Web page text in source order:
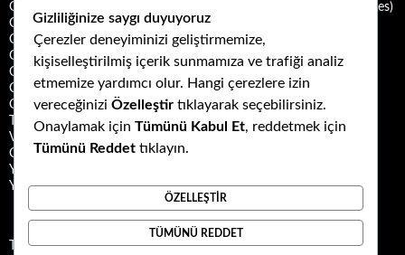
Osmanlı Deniz Mahsulü Yemekleri (Ottoman/Turkish Seafood Dishes)
Osmanlı Halk Yemekleri (Ottoman/Turkish Folk Cuisine)
Osmanlı Mezeleri (Ottoman Mezes/Appetizers)
Osmanlı Saray Yemekleri (Ottoman/Turkish Palace Cuisine)
Osmanlı Şerbet ve Hoşafları (Ottoman/Turkish Sherbets and
Compotes)
Osmanlı Tatlıları (Ottoman/Turkish Desserts)
Türk Mutfağı Yemekleri (Turkish cuisine dishes)
Vegan ya da Vejetaryen Osmanlı Yemekleri (Vegan or Vegetarian
Ottoman/Turkish Dishes)
Yemek Kültürü (Food Culture)
Yemek ve Yemek Kültürü Kitapları
Tweets by Kuzubudu
Gizliliğinize saygı duyuyoruz
Çerezler deneyiminizi geliştirmemize,
kişiselleştirilmiş içerik sunmamıza ve trafiği analiz
etmemize yardımcı olur. Hangi çerezlere izin
vereceğinizi Özelleştir tıklayarak seçebilirsiniz.
Onaylamak için Tümünü Kabul Et, reddetmek için
Tümünü Reddet tıklayın.
ÖZELLEŞTIR
TÜMÜNÜ REDDET